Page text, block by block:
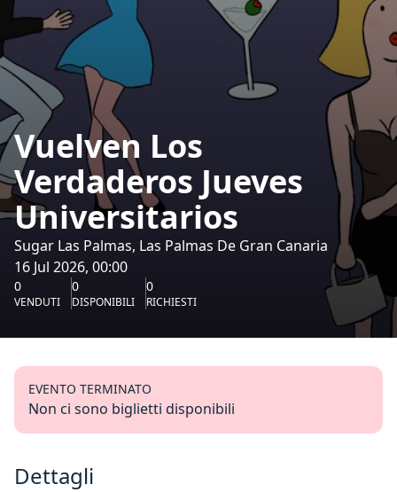
Vuelven Los
Verdaderos Jueves
Universitarios
Sugar Las Palmas, Las Palmas De Gran Canaria
16 Jul 2026, 00:00
0
VENDUTI
0
DISPONIBILI
0
RICHIESTI
EVENTO TERMINATO
Non ci sono biglietti disponibili
Dettagli